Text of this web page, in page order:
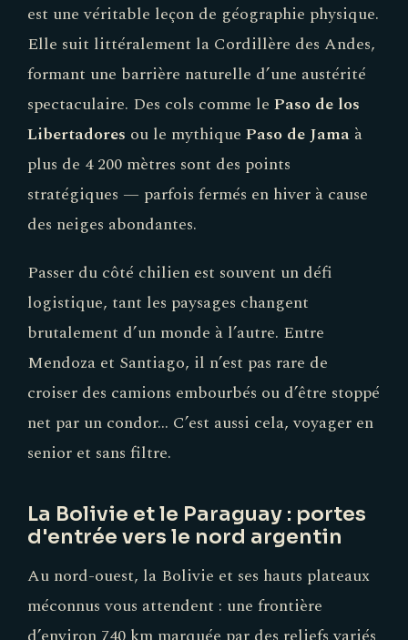
est une véritable leçon de géographie physique.
Elle suit littéralement la Cordillère des Andes,
formant une barrière naturelle d’une austérité
spectaculaire. Des cols comme le Paso de los
Libertadores ou le mythique Paso de Jama à
plus de 4 200 mètres sont des points
stratégiques — parfois fermés en hiver à cause
des neiges abondantes.
Passer du côté chilien est souvent un défi
logistique, tant les paysages changent
brutalement d’un monde à l’autre. Entre
Mendoza et Santiago, il n’est pas rare de
croiser des camions embourbés ou d’être stoppé
net par un condor... C’est aussi cela, voyager en
senior et sans filtre.
La Bolivie et le Paraguay : portes
d'entrée vers le nord argentin
Au nord-ouest, la Bolivie et ses hauts plateaux
méconnus vous attendent : une frontière